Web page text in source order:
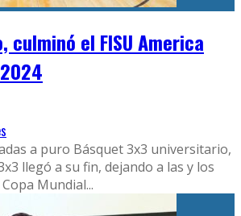
culminó el FISU America
a puro Básquet 3x3 universitario,
llegó a su fin, dejando a las y los
Mundial...